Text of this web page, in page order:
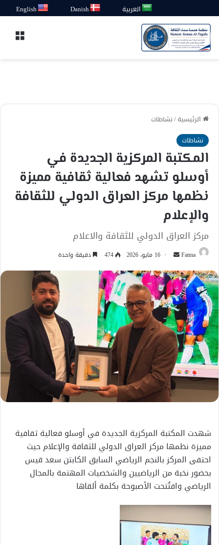
العربية Danish
English
الرئيسية/نشاطات
نشاطات
المكتبة المركزية الجديدة في
أوسلو تشهد فعالية ثقافية مميزة
نظمها مركز العراق الدولي للثقافة
والإعلام
مركز العراق الدولي للثقافة والاعلام
Fatma
أرسل
إلكترونيا
16 مايو، 2026 474 دقيقة واحدة
شهدت المكتبة المركزية الجديدة في أوسلو فعالية ثقافية
مميزة نظمها مركز العراق الدولي للثقافة والإعلام حيث
احتفى المركز بالنجم الرياضي السابق الكابتن سعد قيس
بحضور نخبة من الرياضيين والشخصيات المهتمة بالمجال
الرياضي وافتُتحت الأصبوحة بكلمة ألقاها